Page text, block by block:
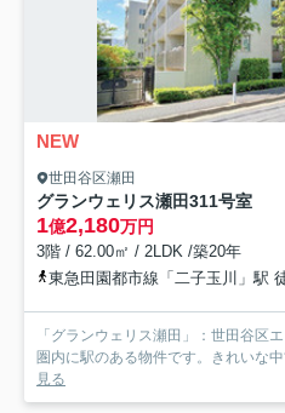
NEW
世田谷区瀬田
グランウェリス瀬田311号室
1億2,180万円
3階 / 62.00㎡ / 2LDK /築20年
東急田園都市線「二子玉川」駅
「グランウェリス瀬田」：世田谷区
圏内に駅のある物件です。きれいな
見る